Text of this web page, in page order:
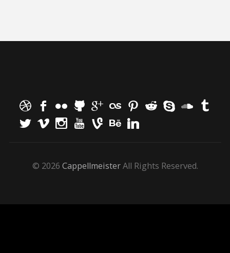
© 2026 CappellmeisterAll Rights Reserved.